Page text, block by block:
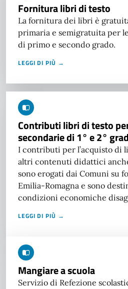
Fornitura libri di testo
La fornitura dei libri è
primaria e semigratuita per
di primo e secondo grado.
LEGGI DI PIÙ →
Contributi libri di testo
secondarie di 1° e 2°
I contributi per l’acquisto di
altri contenuti didattici
sono erogati dai Comuni su
Emilia-Romagna e sono
condizioni economiche
LEGGI DI PIÙ →
Mangiare a scuola
Servizio di Refezione